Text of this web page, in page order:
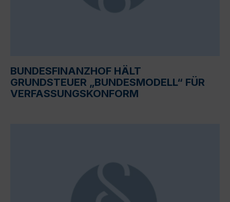
BUNDESFINANZHOF HÄLT
GRUNDSTEUER „BUNDESMODELL“ FÜR
VERFASSUNGSKONFORM